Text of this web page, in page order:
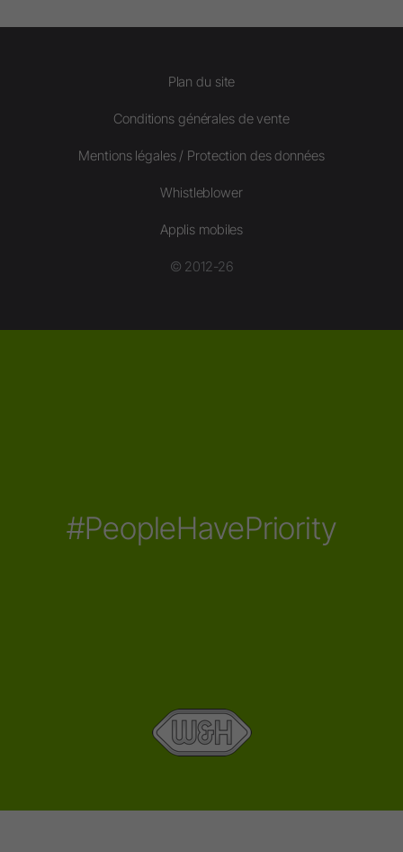
Plan du site
Conditions générales de vente
Mentions légales / Protection des données
Whistleblower
Applis mobiles
© 2012-26
#PeopleHavePriority